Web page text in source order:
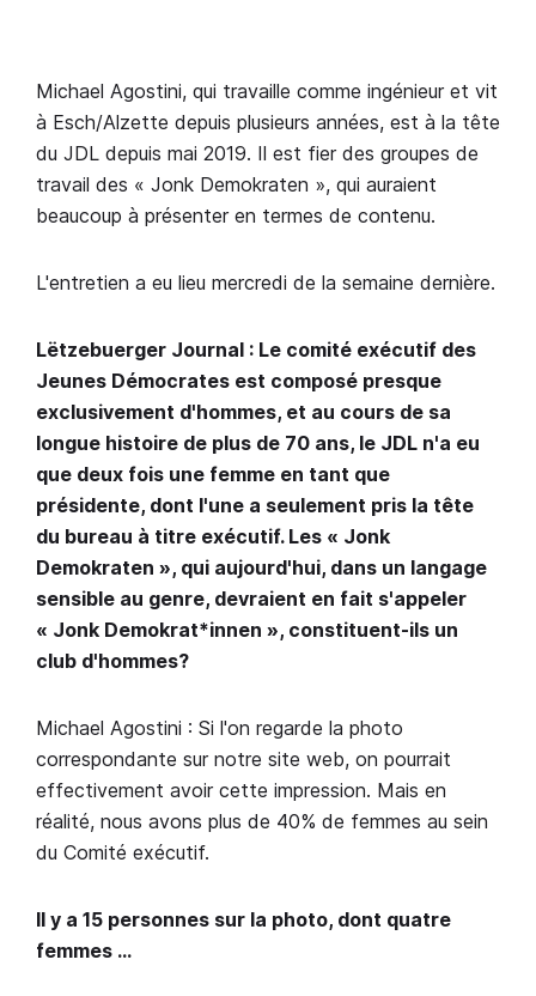
Michael Agostini, qui travaille comme ingénieur et vit
à Esch/Alzette depuis plusieurs années, est à la tête
du JDL depuis mai 2019. Il est fier des groupes de
travail des « Jonk Demokraten », qui auraient
beaucoup à présenter en termes de contenu.
L'entretien a eu lieu mercredi de la semaine dernière.
Lëtzebuerger Journal : Le comité exécutif des
Jeunes Démocrates est composé presque
exclusivement d'hommes, et au cours de sa
longue histoire de plus de 70 ans, le JDL n'a eu
que deux fois une femme en tant que
présidente, dont l'une a seulement pris la tête
du bureau à titre exécutif. Les « Jonk
Demokraten », qui aujourd'hui, dans un langage
sensible au genre, devraient en fait s'appeler
« Jonk Demokrat*innen », constituent-ils un
club d'hommes?
Michael Agostini : Si l'on regarde la photo
correspondante sur notre site web, on pourrait
effectivement avoir cette impression. Mais en
réalité, nous avons plus de 40% de femmes au sein
du Comité exécutif.
Il y a 15 personnes sur la photo, dont quatre
femmes …